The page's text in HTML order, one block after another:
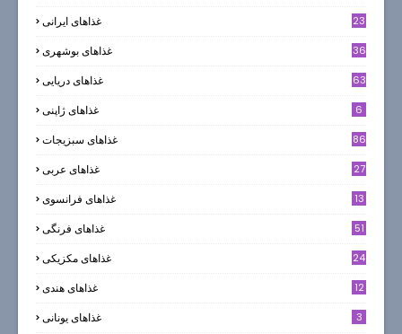
غذاهای ایرانی 23
غذاهای بوشهری 36
غذاهای دریایی 63
غذاهای ژاپنی 6
غذاهای سبزیجات 86
غذاهای عربی 27
غذاهای فرانسوی 13
غذاهای فرنگی 51
غذاهای مکزیکی 24
غذاهای هندی 12
غذاهای یونانی 3